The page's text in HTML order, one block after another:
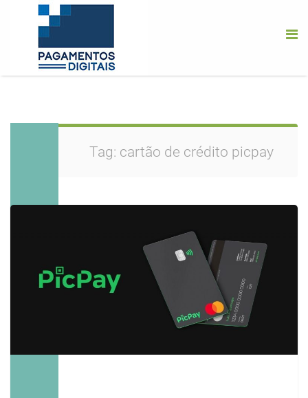
Tag: cartão de crédito picpay